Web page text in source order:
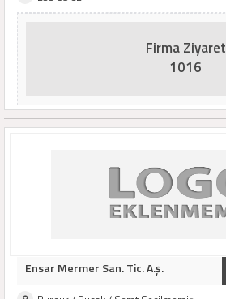
Firma Ziyaret
1016
Ensar Mermer San. Tic. A.ş.